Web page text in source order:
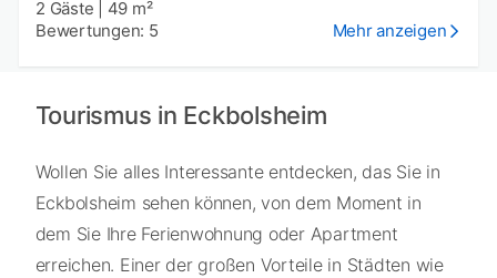
2 Gäste
49 m²
Bewertungen: 5
Mehr anzeigen
Tourismus in Eckbolsheim
Wollen Sie alles Interessante entdecken, das Sie in
Eckbolsheim sehen können, von dem Moment in
dem Sie Ihre Ferienwohnung oder Apartment
erreichen. Einer der großen Vorteile in Städten wie